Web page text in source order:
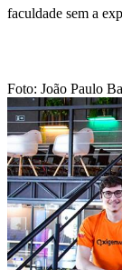
faculdade sem a
Foto: João Paulo